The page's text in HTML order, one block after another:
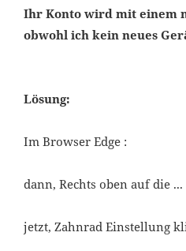
Ihr Konto wird mit einem
obwohl ich kein neues
Lösung:
Im Browser Edge :
dann, Rechts oben auf die
jetzt, Zahnrad Einstellung